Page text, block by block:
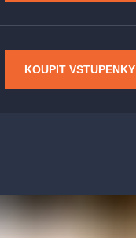
KOUPIT VSTUPENKY